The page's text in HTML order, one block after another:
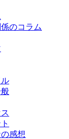
のコラム
感想